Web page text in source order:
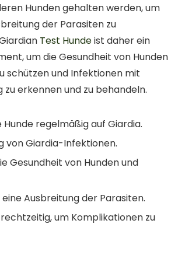
Hunden gehalten werden, um
der Parasiten zu
Test Hundeist daher ein
um die Gesundheit von Hunden
schützen und Infektionen mit
zu erkennen und zu behandeln.
Hunde regelmäßig auf Giardia.
von Giardia-Infektionen.
Gesundheit von Hunden und
Ausbreitung der Parasiten.
um Komplikationen zu